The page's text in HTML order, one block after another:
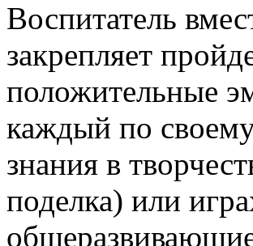
Воспитатель
закрепляет
положительные
каждый по
знания в
поделка) или